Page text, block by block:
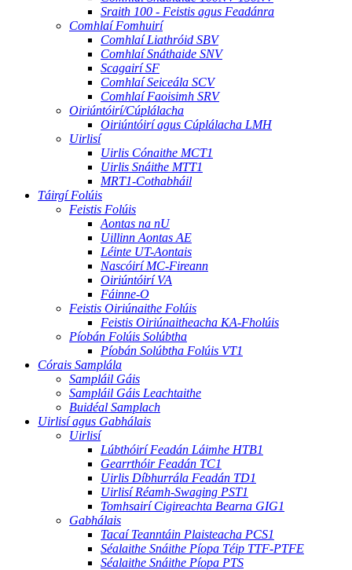
Sraith 100 - Feistis agus Feadánra
Comhlaí Fomhuirí
Comhlaí Liathróid SBV
Comhlaí Snáthaide SNV
Scagairí SF
Comhlaí Seiceála SCV
Comhlaí Faoisimh SRV
Oiriúntóirí/Cúplálacha
Oiriúntóirí agus Cúplálacha LMH
Uirlisí
Uirlis Cónaithe MCT1
Uirlis Snáithe MTT1
MRT1-Cothabháil
Táirgí Folúis
Feistis Folúis
Aontas na nU
Uillinn Aontas AE
Léinte UT-Aontais
Nascóirí MC-Fireann
Oiriúntóirí VA
Fáinne-O
Feistis Oiriúnaithe Folúis
Feistis Oiriúnaitheacha KA-Fholúis
Píobán Folúis Solúbtha
Píobán Solúbtha Folúis VT1
Córais Samplála
Sampláil Gáis
Sampláil Gáis Leachtaithe
Buidéal Samplach
Uirlisí agus Gabhálais
Uirlisí
Lúbthóirí Feadán Láimhe HTB1
Gearrthóir Feadán TC1
Uirlis Díbhurrála Feadán TD1
Uirlisí Réamh-Swaging PST1
Tomhsairí Cigireachta Bearna GIG1
Gabhálais
Tacaí Teanntáin Plaisteacha PCS1
Séalaithe Snáithe Píopa Téip TTF-PTFE
Séalaithe Snáithe Píopa PTS